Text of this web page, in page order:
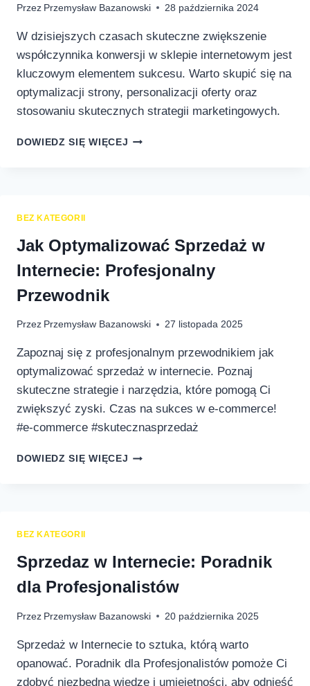
Przez Przemysław Bazanowski 28 października 2024
W dzisiejszych czasach skuteczne zwiększenie
współczynnika konwersji w sklepie internetowym jest
kluczowym elementem sukcesu. Warto skupić się na
optymalizacji strony, personalizacji oferty oraz
stosowaniu skutecznych strategii marketingowych.
DOWIEDZ SIĘ WIĘCEJ JAK
BEZ KATEGORII
Jak Optymalizować Sprzedaż w
Internecie: Profesjonalny
Przewodnik
Przez Przemysław Bazanowski 27 listopada 2025
Zapoznaj się z profesjonalnym przewodnikiem jak
optymalizować sprzedaż w internecie. Poznaj
skuteczne strategie i narzędzia, które pomogą Ci
zwiększyć zyski. Czas na sukces w e-commerce!
#e-commerce #skutecznasprzedaż
DOWIEDZ SIĘ WIĘCEJ JAK
BEZ KATEGORII
Sprzedaz w Internecie: Poradnik
dla Profesjonalistów
Przez Przemysław Bazanowski 20 października 2025
Sprzedaż w Internecie to sztuka, którą warto
opanować. Poradnik dla Profesjonalistów pomoże Ci
zdobyć niezbędną wiedzę i umiejętności, aby odnieść